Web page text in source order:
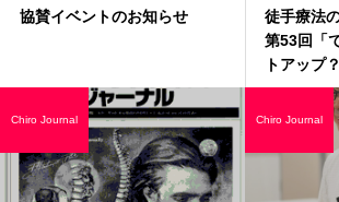
協賛イベントのお知らせ
徒手療法
第53回「
トアップ？
Chiro Journal Chiro Journal